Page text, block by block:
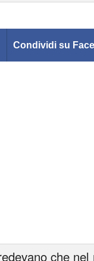
Condividi su
che nel